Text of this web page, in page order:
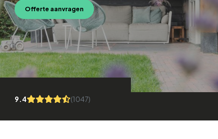
Offerte aanvragen
9.4 (1047)